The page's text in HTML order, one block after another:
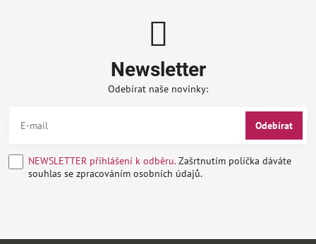
Newsletter
Odebírat naše novinky:
Odebírat
NEWSLETTER přihlášení k odběru.Zašrtnutím políčka dáváte
souhlas se zpracováním osobních údajů.